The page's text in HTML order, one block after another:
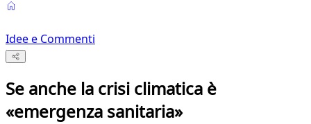
Idee e Commenti
Se anche la crisi climatica è
«emergenza sanitaria»